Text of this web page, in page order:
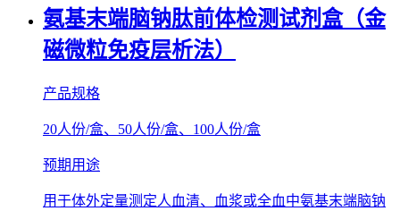
氨基末端脑钠肽前体检测试剂盒（金
磁微粒免疫层析法）
产品规格
20人份/盒、50人份/盒、100人份/盒
预期用途
用于体外定量测定人血清、血浆或全血中氨基末端脑钠